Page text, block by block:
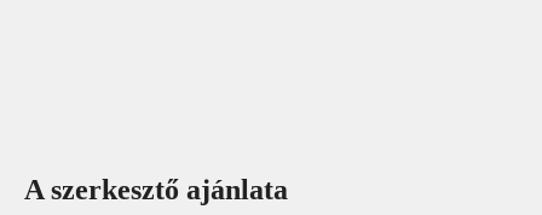
A szerkesztő ajánlata